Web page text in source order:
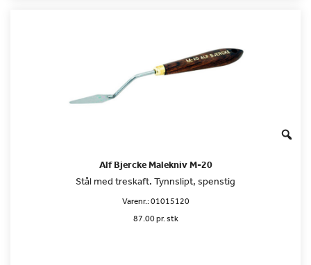
Alf Bjercke Malekniv M-20
Stål med treskaft. Tynnslipt, spenstig
Varenr.:01015120
87.00 pr. stk